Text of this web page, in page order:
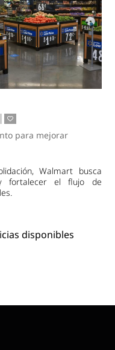
para mejorar
Walmart busca
fortalecer el flujo de
disponibles